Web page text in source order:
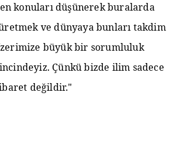
konuları düşünerek buralarda
ve dünyaya bunları takdim
büyük bir sorumluluk
Çünkü bizde ilim sadece
değildir."